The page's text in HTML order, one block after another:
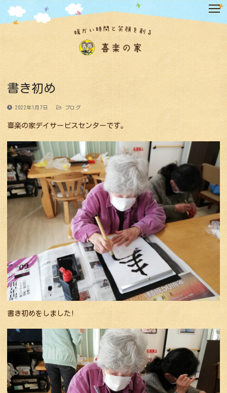
テ
ン
ツ
へ
ス
キ
ッ
プ
書き初め
2022年1月7日 ブログ
喜楽の家デイサービスセンターです。
書き初めをしました!